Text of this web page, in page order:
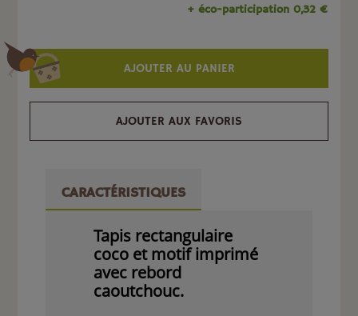
+ éco-participation 0,32 €
AJOUTER AU PANIER
AJOUTER AUX FAVORIS
CARACTÉRISTIQUES
Tapis rectangulaire
coco et motif imprimé
avec rebord
caoutchouc.